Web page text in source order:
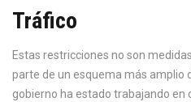
Tráfico
Estas restricciones no son
parte de un esquema más amplio
gobierno ha estado trabajando en